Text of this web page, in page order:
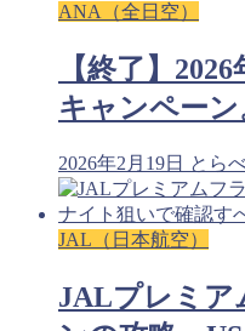
ANA（全日空）
【終了】
キャンペー
2026年2月19日 とら
JAL（日本航空）
JALプレミア